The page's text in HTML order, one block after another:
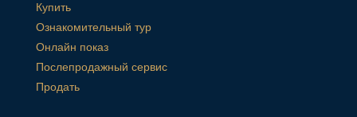
Купить
Ознакомительный тур
Онлайн показ
Послепродажный сервис
Продать